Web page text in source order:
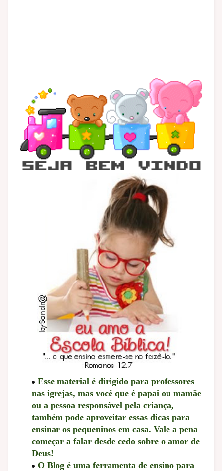
Esse material é dirigido para professores
nas igrejas, mas você que é papai ou mamãe
ou a pessoa responsável pela criança,
também pode aproveitar essas dicas para
ensinar os pequeninos em casa. Vale a pena
começar a falar desde cedo sobre o amor de
Deus!
O Blog é uma ferramenta de ensino para